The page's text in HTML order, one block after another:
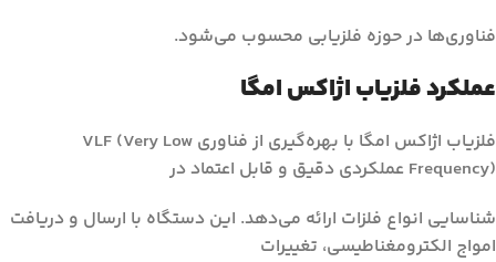
فناوری‌ها در حوزه فلزیابی محسوب می‌شود.
عملکرد فلزیاب اژاکس امگا
فلزیاب اژاکس امگا با بهره‌گیری از فناوری VLF (Very Low
Frequency) عملکردی دقیق و قابل اعتماد در
شناسایی انواع فلزات ارائه می‌دهد. این دستگاه با ارسال و دریافت
امواج الکترومغناطیسی، تغییرات